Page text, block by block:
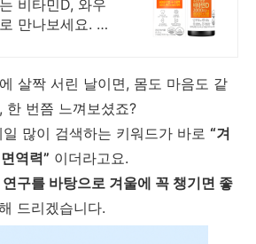
비타민D, 와우
만나보세요. 개
살짝 서린 날이면, 몸도 마음도 같
한 번쯤 느껴보셨죠?
많이 검색하는 키워드가 바로 “겨
역력” 이더라고요.
연구를 바탕으로 겨울에 꼭 챙기면 좋
드리겠습니다.